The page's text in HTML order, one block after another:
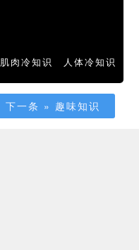
肌肉冷知识 人体冷知识
下一条 » 趣味知识